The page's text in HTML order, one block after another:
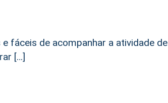
fáceis de acompanhar a atividade de
[…]